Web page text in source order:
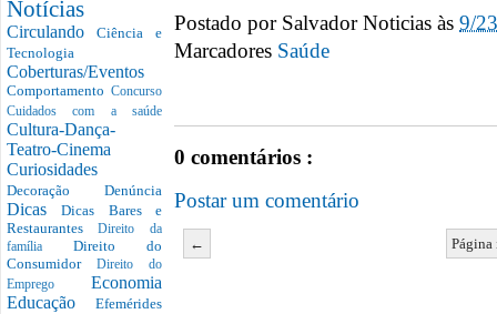
Notícias
CirculandoCiência e
Tecnologia
Coberturas/Eventos
Comportamento Concurso
Cuidados com a saúde
Cultura-Dança-
Teatro-Cinema
Curiosidades
Decoração Denúncia
DicasDicas Bares e
RestaurantesDireito da
família Direito do
Consumidor Direito do
Emprego Economia
Educação Efemérides
Postado por Salvador Noticias às 9/
Marcadores Saúde
0 comentários :
Postar um comentário
←